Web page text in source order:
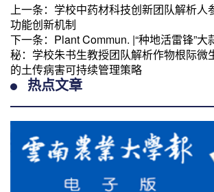
上一条： 学校中药材科技创新团队解析人
功能创新机制
下一条： Plant Commun. |“种地活雷锋”
秘：学校朱书生教授团队解析作物根际微
的土传病害可持续管理策略
热点文章